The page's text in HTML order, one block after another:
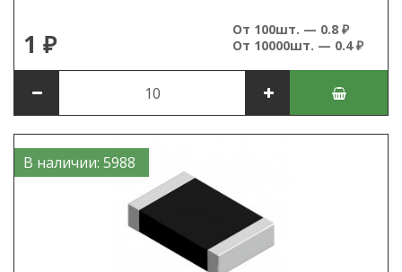
1 ₽
От 100шт. — 0.8 ₽
От 10000шт. — 0.4 ₽
В наличии: 5988